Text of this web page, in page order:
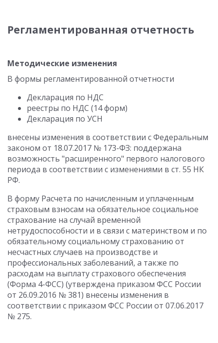
Регламентированная отчетность
Методические изменения
В формы регламентированной отчетности
Декларация по НДС
реестры по НДС (14 форм)
Декларация по УСН
внесены изменения в соответствии с Федеральным
законом от 18.07.2017 № 173-ФЗ: поддержана
возможность "расширенного" первого налогового
периода в соответствии с изменениями в ст. 55 НК
РФ.
В форму Расчета по начисленным и уплаченным
страховым взносам на обязательное социальное
страхование на случай временной
нетрудоспособности и в связи с материнством и по
обязательному социальному страхованию от
несчастных случаев на производстве и
профессиональных заболеваний, а также по
расходам на выплату страхового обеспечения
(Форма 4-ФСС) (утверждена приказом ФСС России
от 26.09.2016 № 381) внесены изменения в
соответствии с приказом ФСС России от 07.06.2017
№ 275.